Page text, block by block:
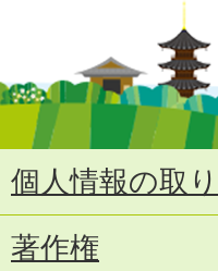
個人情報の取
著作権